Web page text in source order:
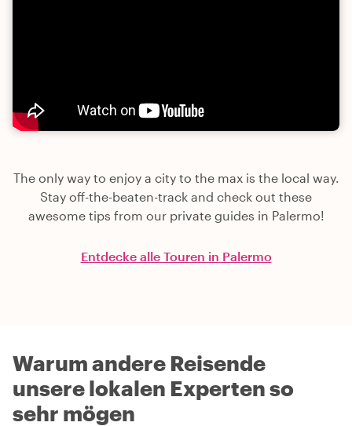
The only way to enjoy a city to the max is the local way.
Stay off-the-beaten-track and check out these
awesome tips from our private guides in Palermo!
Entdecke alle Touren in Palermo
Warum andere Reisende
unsere lokalen Experten so
sehr mögen